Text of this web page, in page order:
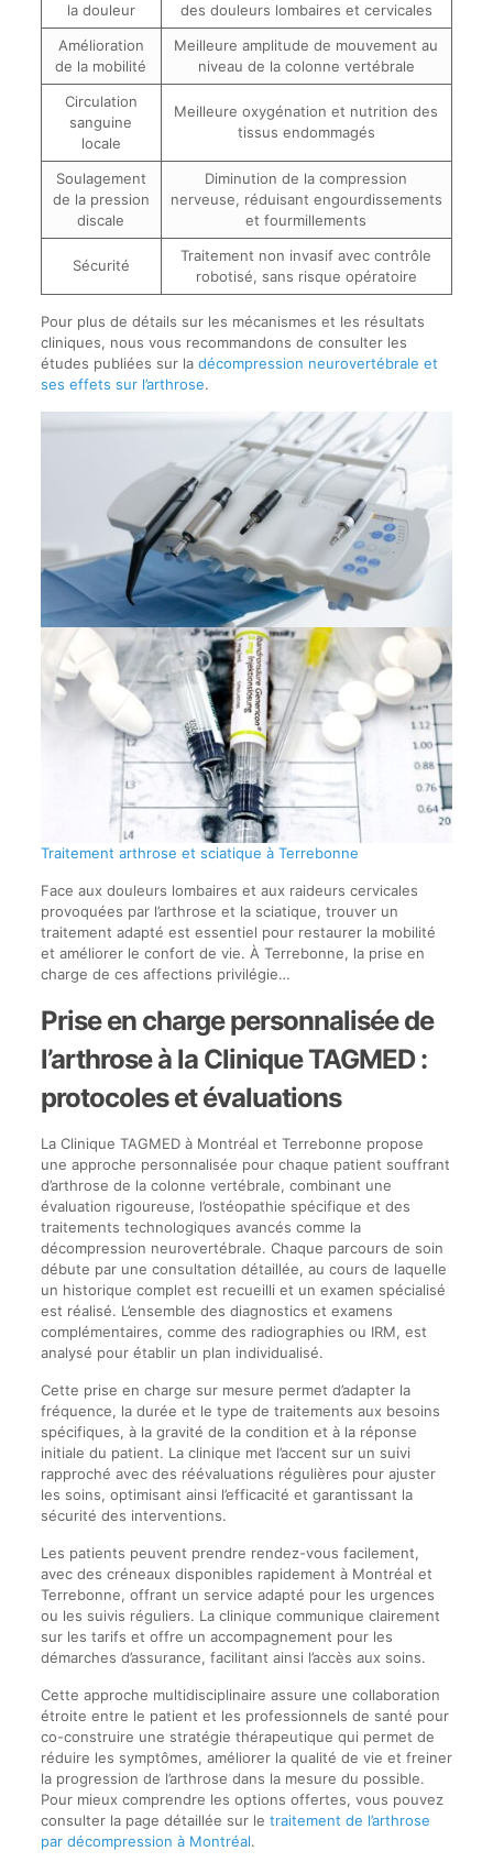
la douleur
des douleurs lombaires et cervicales
Amélioration
de la mobilité
Meilleure amplitude de mouvement au
niveau de la colonne vertébrale
Circulation
sanguine
locale
Meilleure oxygénation et nutrition des
tissus endommagés
Soulagement
de la pression
discale
Diminution de la compression
nerveuse, réduisant engourdissements
et fourmillements
Sécurité
Traitement non invasif avec contrôle
robotisé, sans risque opératoire
Pour plus de détails sur les mécanismes et les résultats
cliniques, nous vous recommandons de consulter les
études publiées sur la décompression neurovertébrale et
ses effets sur l’arthrose.
Traitement arthrose et sciatique à Terrebonne
Face aux douleurs lombaires et aux raideurs cervicales
provoquées par l’arthrose et la sciatique, trouver un
traitement adapté est essentiel pour restaurer la mobilité
et améliorer le confort de vie. À Terrebonne, la prise en
charge de ces affections privilégie…
Prise en charge personnalisée de
l’arthrose à la Clinique TAGMED :
protocoles et évaluations
La Clinique TAGMED à Montréal et Terrebonne propose
une approche personnalisée pour chaque patient souffrant
d’arthrose de la colonne vertébrale, combinant une
évaluation rigoureuse, l’ostéopathie spécifique et des
traitements technologiques avancés comme la
décompression neurovertébrale. Chaque parcours de soin
débute par une consultation détaillée, au cours de laquelle
un historique complet est recueilli et un examen spécialisé
est réalisé. L’ensemble des diagnostics et examens
complémentaires, comme des radiographies ou IRM, est
analysé pour établir un plan individualisé.
Cette prise en charge sur mesure permet d’adapter la
fréquence, la durée et le type de traitements aux besoins
spécifiques, à la gravité de la condition et à la réponse
initiale du patient. La clinique met l’accent sur un suivi
rapproché avec des réévaluations régulières pour ajuster
les soins, optimisant ainsi l’efficacité et garantissant la
sécurité des interventions.
Les patients peuvent prendre rendez-vous facilement,
avec des créneaux disponibles rapidement à Montréal et
Terrebonne, offrant un service adapté pour les urgences
ou les suivis réguliers. La clinique communique clairement
sur les tarifs et offre un accompagnement pour les
démarches d’assurance, facilitant ainsi l’accès aux soins.
Cette approche multidisciplinaire assure une collaboration
étroite entre le patient et les professionnels de santé pour
co-construire une stratégie thérapeutique qui permet de
réduire les symptômes, améliorer la qualité de vie et freiner
la progression de l’arthrose dans la mesure du possible.
Pour mieux comprendre les options offertes, vous pouvez
consulter la page détaillée sur le traitement de l’arthrose
par décompression à Montréal.